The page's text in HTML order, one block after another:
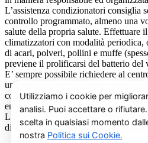
L’assistenza condizionatori consiglia
controllo programmato, almeno una
salute della propria salute. Effettuare
climatizzatori con modalità periodica,
di acari, polveri, pollini e muffe
previene il prolificarsi del batterio del
E’ sempre possibile richiedere al
una consulenza gratuita per un
condizionatore o sulle ultime
energetico.
La salute e il benessere sono quindi
di un addetto alla assistenza